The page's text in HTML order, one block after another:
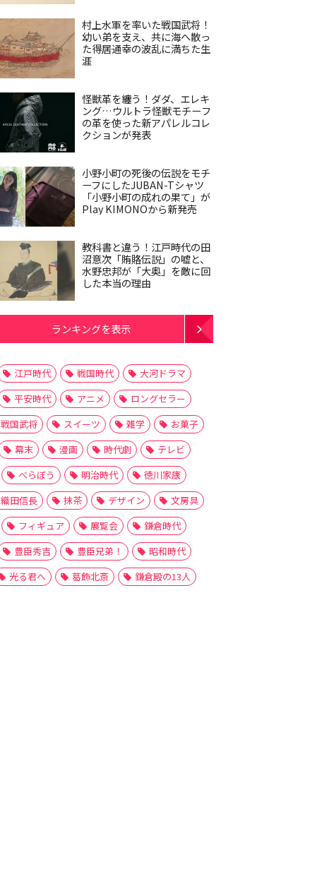
村上水軍を率いた戦国武将！
幼い弟を支え、共に海へ散っ
た得居通幸の波乱に満ちた生
涯
怪獣革を纏う！ダダ、エレキ
ング…ウルトラ怪獣モチーフ
の革を使った新アパレルコレ
クションが発表
小野小町の死後の伝説をモチ
ーフにしたJUBAN-Tシャツ
「小野小町の成れの果て」が
Play KIMONOから新発売
教科書と違う！江戸時代の田
沼意次「賄賂伝説」の嘘と、
水野忠邦が「大奥」を敵に回
した本当の理由
ランキングを表示
江戸時代 戦国時代
大河ドラマ
平安時代
アニメ
ロングセラー
戦国武将
スイーツ 雑学
お菓子
幕末
漫画 時代劇
テレビ
べらぼう
明治時代
徳川家康
織田信長
抹茶 デザイン
文房具
フィギュア
展覧会
鎌倉時代
豊臣秀吉
豊臣兄弟！
昭和時代
光る君へ
葛飾北斎 鎌倉殿の13人